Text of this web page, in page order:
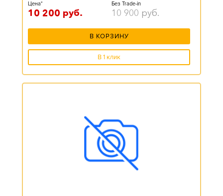
Цена*
10 200 руб.
Без Trade-in
10 900 руб.
В КОРЗИНУ
В 1 клик